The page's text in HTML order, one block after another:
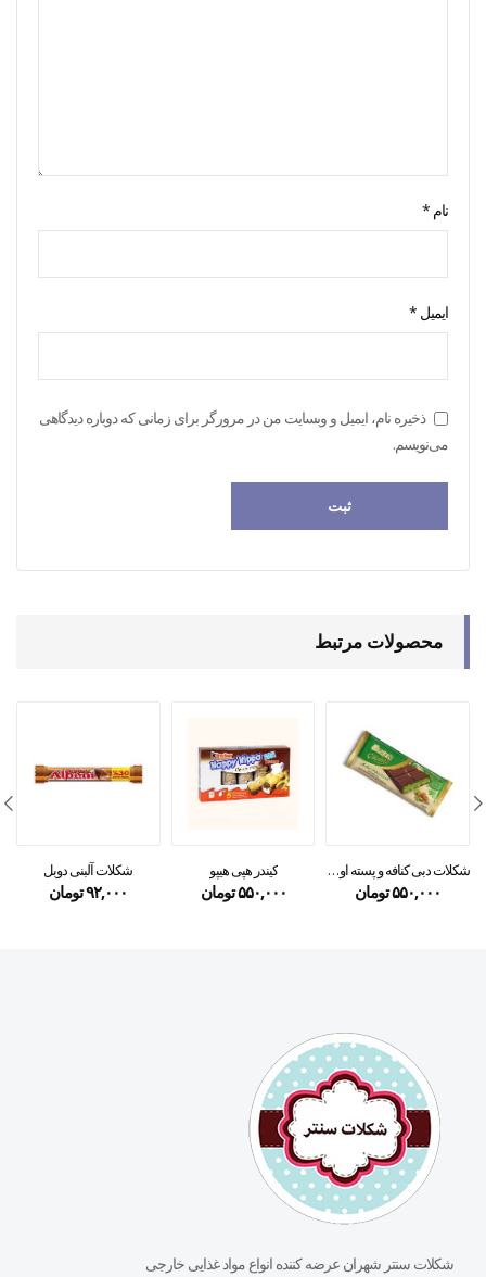
نام *
ایمیل *
ذخیره نام، ایمیل و وبسایت من در مرورگر برای زمانی که دوباره دیدگاهی
می‌نویسم.
محصولات مرتبط
شکلات دبی کنافه و پسته اولکر ۱۰۰گرمی
۵۵۰,۰۰۰تومان
کیندر هپی هیپو
۵۵۰,۰۰۰تومان
شکلات آلبنی دوبل
۹۲,۰۰۰تومان
شکلات سنتر شهران عرضه کننده انواع مواد غذایی خارجی